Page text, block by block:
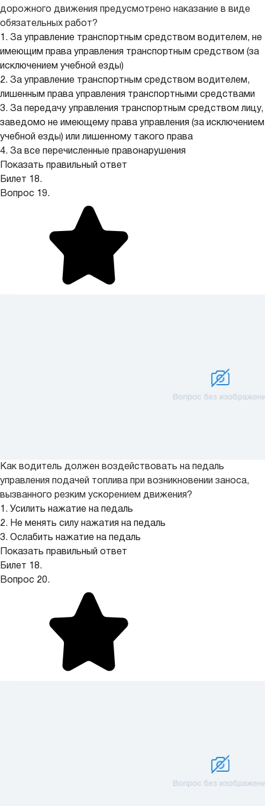
дорожного движения предусмотрено наказание в виде
обязательных работ?
1. За управление транспортным средством водителем, не
имеющим права управления транспортным средством (за
исключением учебной езды)
2. За управление транспортным средством водителем,
лишенным права управления транспортными средствами
3. За передачу управления транспортным средством лицу,
заведомо не имеющему права управления (за исключением
учебной езды) или лишенному такого права
4. За все перечисленные правонарушения
Показать правильный ответ
Билет 18.
Вопрос 19.
Как водитель должен воздействовать на педаль
управления подачей топлива при возникновении заноса,
вызванного резким ускорением движения?
1. Усилить нажатие на педаль
2. Не менять силу нажатия на педаль
3. Ослабить нажатие на педаль
Показать правильный ответ
Билет 18.
Вопрос 20.